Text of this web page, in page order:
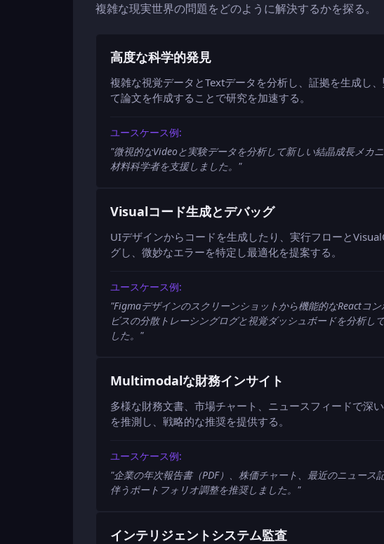
複雑な現実世界の問題をどのように解決するかを探る。
高度な科学的発見
複雑な視覚データとTextデータを分析し、証拠を生成し
て論文を作成することで研究を加速する。
ユースケース例:
"微視的なVideoと実験データを分析して新しい結晶成長メカ
材料科学者を支援しました。 "
Visualコード生成とデバッグ
UIデザインからコードを生成したり、実行フローと
グし、微妙なエラーを特定し最適化を提案する。
ユースケース例:
"Figmaデザインのスクリーンショットから機能的なReactコ
ビスの分散トレーシングログと視覚ダッシュボードを分析し
した。 "
Multimodalな財務インサイト
多様な財務文書、市場チャート、ニュースフィードで深
を推測し、戦略的な推奨を提供する。
ユースケース例:
"企業の年次報告書（PDF）、株価チャート、最近のニュー
伴うポートフォリオ調整を推奨しました。 "
インテリジェントシステム監査